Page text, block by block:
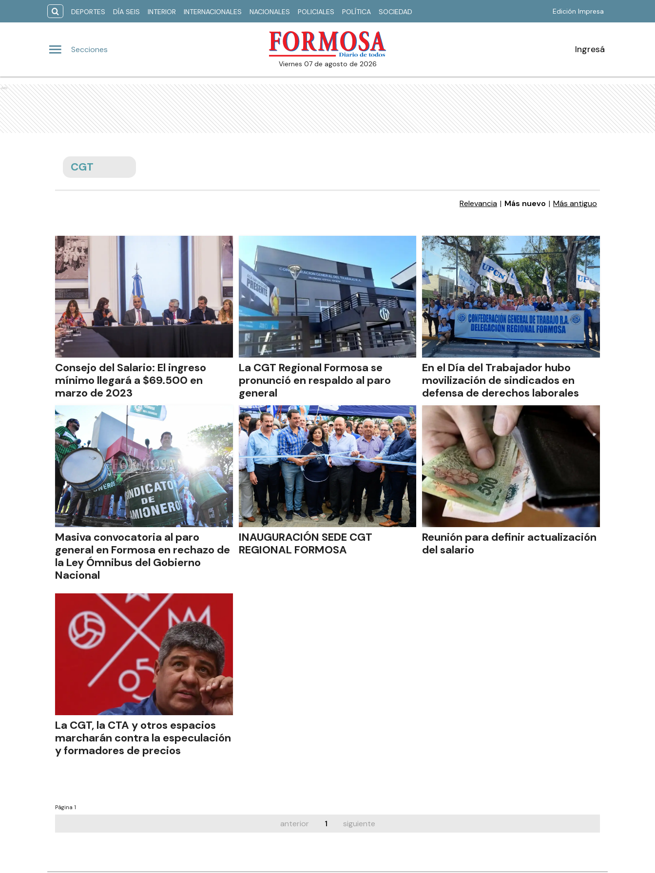
DEPORTES DÍA SEIS INTERIOR INTERNACIONALES NACIONALES POLICIALES POLÍTICA SOCIEDAD Edición Impresa
Secciones
viernes 07 de agosto de 2026
Ingresá
Ads
CGT
Relevancia | Más nuevo | Más antiguo
Consejo del Salario: El ingreso
mínimo llegará a $69.500 en
marzo de 2023
La CGT Regional Formosa se
pronunció en respaldo al paro
general
En el Día del Trabajador hubo
movilización de sindicados en
defensa de derechos laborales
Masiva convocatoria al paro
general en Formosa en rechazo de
la Ley Ómnibus del Gobierno
Nacional
INAUGURACIÓN SEDE CGT
REGIONAL FORMOSA
Reunión para definir actualización
del salario
La CGT, la CTA y otros espacios
marcharán contra la especulación
y formadores de precios
Página 1
anterior 1 siguiente